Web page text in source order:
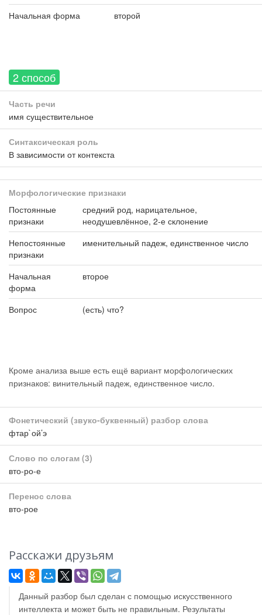
Начальная форма
второй
2 способ
Часть речи
имя существительное
Синтаксическая роль
В зависимости от контекста
Морфологические признаки
Постоянные
признаки
средний род, нарицательное,
неодушевлённое, 2-е склонение
Непостоянные
признаки
именительный падеж, единственное число
Начальная
форма
второе
Вопрос (есть) что?
Кроме анализа выше есть ещё вариант морфологических
признаков: винительный падеж, единственное число.
Фонетический (звуко-буквенный) разбор слова
фтар`ой’э
Слово по слогам (3)
вто-ро-е
Перенос слова
вто-рое
Расскажи друзьям
Данный разбор был сделан с помощью искусственного
интеллекта и может быть не правильным. Результаты